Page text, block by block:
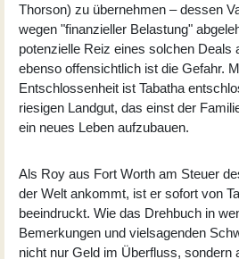
Thorson) zu übernehmen – dessen
wegen "finanzieller Belastung"
potenzielle Reiz eines solchen Deals
ebenso offensichtlich ist die Gefahr.
Entschlossenheit ist Tabatha
riesigen Landgut, das einst der
ein neues Leben aufzubauen.
Als Roy aus Fort Worth am Steuer
der Welt ankommt, ist er sofort von
beeindruckt. Wie das Drehbuch in
Bemerkungen und vielsagenden
nicht nur Geld im Überfluss, sondern